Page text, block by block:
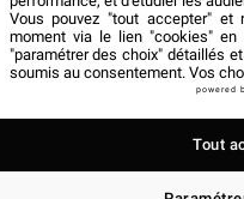
Vous pouvez "tout accepter" et
moment via le lien "cookies" en
"paramétrer des choix" détaillés
soumis au consentement. Vos
powered
Tout